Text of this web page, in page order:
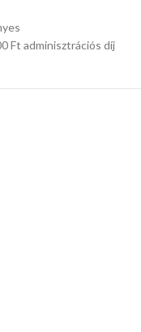
Ft adminisztrációs díj